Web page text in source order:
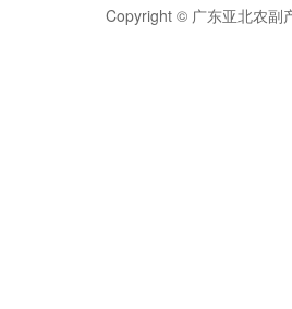
Copyright © 广东亚北农副